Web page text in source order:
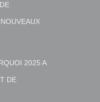
2025 A
DE